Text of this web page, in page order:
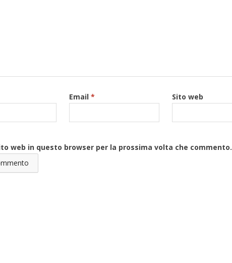
Email *
Sito web
web in questo browser per la prossima volta che commento.